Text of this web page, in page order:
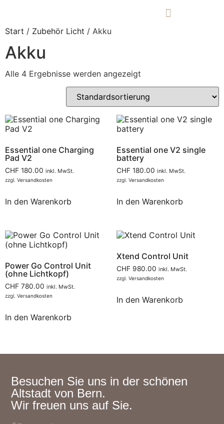
Start / Zubehör Licht / Akku
Akku
Alle 4 Ergebnisse werden angezeigt
Essential one Charging
Pad V2
CHF 180.00 inkl. MwSt.
zzgl. Versandkosten
In den Warenkorb
Essential one V2 single
battery
CHF180.00 inkl. MwSt.
zzgl. Versandkosten
In den Warenkorb
Power Go Control Unit
(ohne Lichtkopf)
CHF 780.00 inkl. MwSt.
zzgl. Versandkosten
In den Warenkorb
Xtend Control Unit
CHF980.00 inkl. MwSt.
zzgl. Versandkosten
In den Warenkorb
Besuchen Sie uns in der schönen
Altstadt von Bern.
Wir freuen uns auf Sie.